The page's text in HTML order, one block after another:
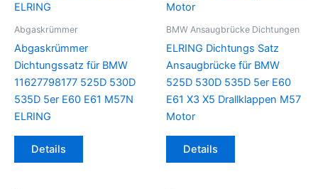
Abgaskrümmer
Abgaskrümmer
Dichtungssatz für BMW
11627798177 525D 530D
535D 5er E60 E61 M57N
ELRING
Details
BMW Ansaugbrücke Dichtungen
ELRING Dichtungs Satz
Ansaugbrücke für BMW
525D 530D 535D 5er E60
E61 X3 X5 Drallklappen M57
Motor
Details